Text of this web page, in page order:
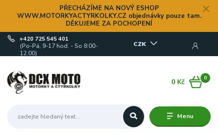
PŘECHÁZÍME NA NOVÝ ESHOP
WWW.MOTORKYACTYRKOLKY.CZ objednávky pouze tam.
DĚKUJEME ZA POCHOPENÍ
Menu
CZK
+420 725 545 401
(Po-Pá, 9-17 hod. - So 8:00-
12:00)
0
0 Kč